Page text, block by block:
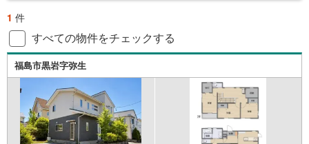
1 件
すべての物件をチェックする
福島市黒岩字弥生